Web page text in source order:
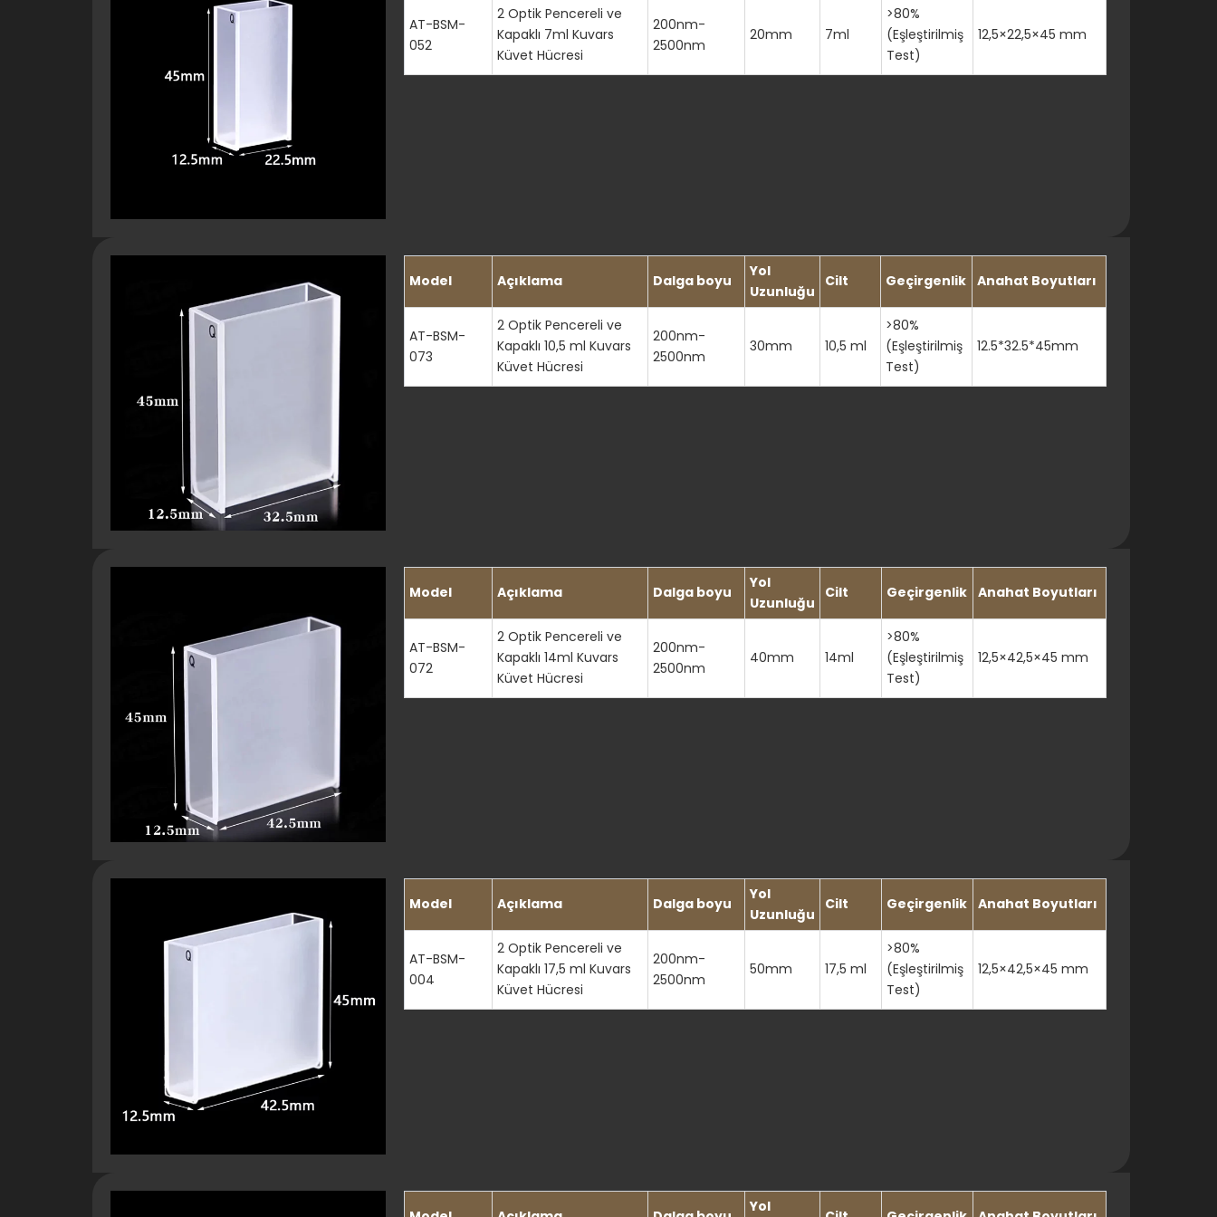
>80% (200-2500nm)
589.3nm'de 1.46
Optik Pencereler
AT-BSM-
052
2 Optik Pencereli ve
Kapaklı 7ml Kuvars
Küvet Hücresi
200nm-
2500nm
20mm 7ml
>80%
(Eşleştirilmiş
Test)
12,5×22,5×45 mm
Model Açıklama Dalga boyu
Yol
Uzunluğu
Cilt Geçirgenlik Anahat Boyutları
AT-BSM-
073
2 Optik Pencereli ve
Kapaklı 10,5 ml Kuvars
Küvet Hücresi
200nm-
2500nm
30mm 10,5 ml
>80%
(Eşleştirilmiş
Test)
12.5*32.5*45mm
Model Açıklama Dalga boyu
Yol
Uzunluğu
Cilt Geçirgenlik Anahat Boyutları
AT-BSM-
072
2 Optik Pencereli ve
Kapaklı 14ml Kuvars
Küvet Hücresi
200nm-
2500nm
40mm 14ml
>80%
(Eşleştirilmiş
Test)
12,5×42,5×45 mm
Model Açıklama Dalga boyu
Yol
Uzunluğu
Cilt Geçirgenlik Anahat Boyutları
AT-BSM-
004
2 Optik Pencereli ve
Kapaklı 17,5 ml Kuvars
Küvet Hücresi
200nm-
2500nm
50mm 17,5 ml
>80%
(Eşleştirilmiş
Test)
12,5×42,5×45 mm
Yol